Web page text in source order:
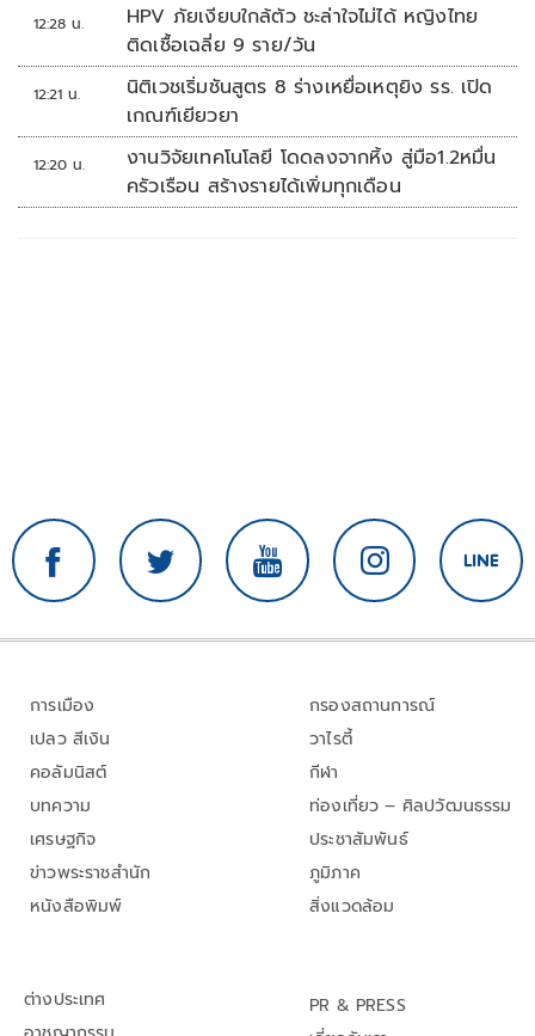
12:28 น.
HPV ภัยเงียบใกล้ตัว ชะล่าใจไม่ได้ หญิงไทย
ติดเชื้อเฉลี่ย 9 ราย/วัน
12:21 น.
นิติเวชเริ่มชันสูตร 8 ร่างเหยื่อเหตุยิง รร. เปิด
เกณฑ์เยียวยา
12:20 น.
งานวิจัยเทคโนโลยี โดดลงจากหิ้ง สู่มือ1.2หมื่น
ครัวเรือน สร้างรายได้เพิ่มทุกเดือน
การเมือง
เปลว สีเงิน
คอลัมนิสต์
บทความ
เศรษฐกิจ
ข่าวพระราชสำนัก
หนังสือพิมพ์
กรองสถานการณ์
วาไรตี้
กีฬา
ท่องเที่ยว – ศิลปวัฒนธรรม
ประชาสัมพันธ์
ภูมิภาค
สิ่งแวดล้อม
ต่างประเทศ
PR & PRESS